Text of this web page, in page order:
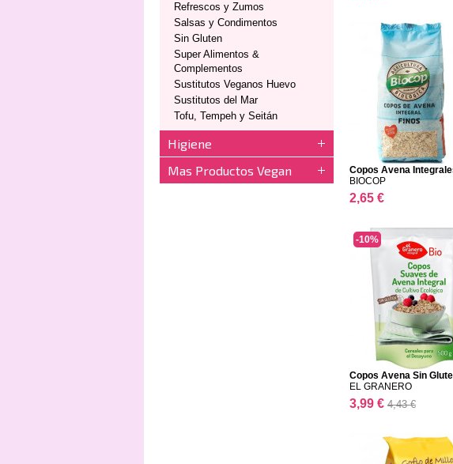
Refrescos y Zumos
Salsas y Condimentos
Sin Gluten
Super Alimentos &
Complementos
Sustitutos Veganos Huevo
Sustitutos del Mar
Tofu, Tempeh y Seitán
Higiene
Mas Productos Vegan
Copos Avena
BIOCOP
2,65 €
Copos Avena Sin
EL GRANERO
3,99 € 4,43 €
-10%